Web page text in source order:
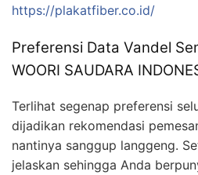
https://plakatfiber.co.id/
Preferensi Data Vandel
WOORI SAUDARA
Terlihat segenap preferensi
dijadikan rekomendasi
nantinya sanggup langgeng.
jelaskan sehingga Anda